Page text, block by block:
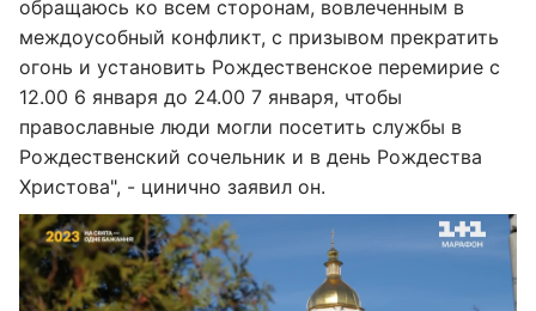
обращаюсь ко всем сторонам, вовлеченным в
междоусобный конфликт, с призывом прекратить
огонь и установить Рождественское перемирие с
12.00 6 января до 24.00 7 января, чтобы
православные люди могли посетить службы в
Рождественский сочельник и в день Рождества
Христова", - цинично заявил он.